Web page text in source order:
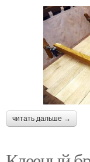
читать дальше →